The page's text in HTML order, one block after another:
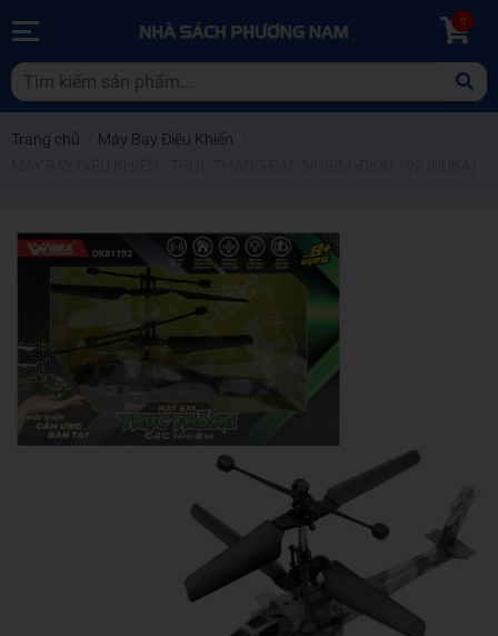
0
Trang chủ Máy Bay Điều Khiển